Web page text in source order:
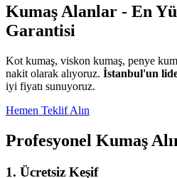
Kumaş Alanlar - En
Garantisi
Kot kumaş, viskon kumaş, penye
nakit olarak alıyoruz. İstanbul'un
iyi fiyatı sunuyoruz.
Hemen Teklif Alın
Profesyonel Kumaş
1. Ücretsiz Keşif